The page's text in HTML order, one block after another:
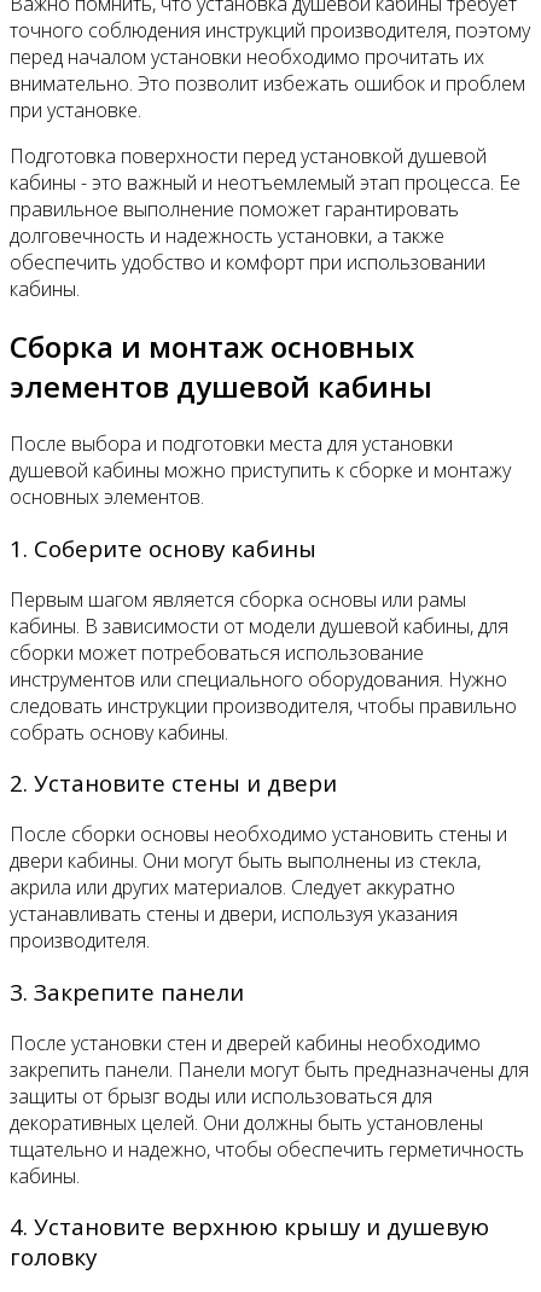
точного соблюдения инструкций производителя, поэтому
перед началом установки необходимо прочитать их
внимательно. Это позволит избежать ошибок и проблем
при установке.
Подготовка поверхности перед установкой душевой
кабины - это важный и неотъемлемый этап процесса. Ее
правильное выполнение поможет гарантировать
долговечность и надежность установки, а также
обеспечить удобство и комфорт при использовании
кабины.
Сборка и монтаж основных
элементов душевой кабины
После выбора и подготовки места для установки
душевой кабины можно приступить к сборке и монтажу
основных элементов.
1. Соберите основу кабины
Первым шагом является сборка основы или рамы
кабины. В зависимости от модели душевой кабины, для
сборки может потребоваться использование
инструментов или специального оборудования. Нужно
следовать инструкции производителя, чтобы правильно
собрать основу кабины.
2. Установите стены и двери
После сборки основы необходимо установить стены и
двери кабины. Они могут быть выполнены из стекла,
акрила или других материалов. Следует аккуратно
устанавливать стены и двери, используя указания
производителя.
3. Закрепите панели
После установки стен и дверей кабины необходимо
закрепить панели. Панели могут быть предназначены для
защиты от брызг воды или использоваться для
декоративных целей. Они должны быть установлены
тщательно и надежно, чтобы обеспечить герметичность
кабины.
4. Установите верхнюю крышу и душевую
головку